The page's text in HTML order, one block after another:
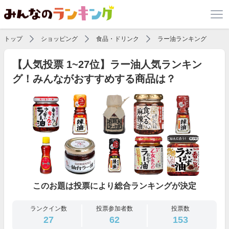
トップ ショッピング 食品・ドリンク ラー油ランキング
【人気投票 1~27位】ラー油人気ランキン
グ！みんながおすすめする商品は？
このお題は投票により総合ランキングが決定
ランクイン数
27
投票参加者数
62
投票数
153